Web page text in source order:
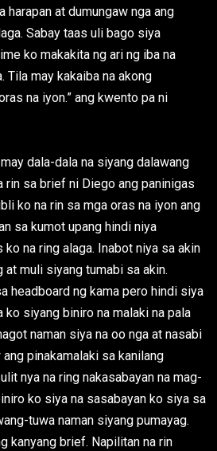
harapan at dumungaw nga ang
Sabay taas uli bago siya
ko makakita ng ari ng iba na
Tila may kakaiba na akong
na iyon.” ang kwento pa ni
dala-dala na siyang dalawang
rin sa brief ni Diego ang paninigas
ko na rin sa mga oras na iyon ang
sa kumot upang hindi niya
ko na ring alaga. Inabot niya sa akin
at muli siyang tumabi sa akin.
headboard ng kama pero hindi siya
ko siyang biniro na malaki na pala
naman siya na oo nga at nasabi
pinakamalaki sa kanilang
nya na ring nakasabayan na mag-
ko siya na sasabayan ko siya sa
tuwa naman siyang pumayag.
kanyang brief. Napilitan na rin